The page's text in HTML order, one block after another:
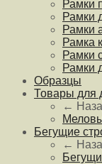
Рамки
Рамки
Рамки
Рамка
Рамки
Рамки
Образцы
Товары для
←
Бегущие
←